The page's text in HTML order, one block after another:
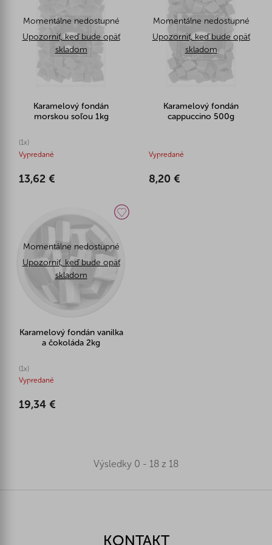
Momentálne nedostupné
Upozorniť, keď bude opäť
skladom
Karamelový fondán
morskou soľou 1kg
(1x)
Vypredané
13,62 €
Momentálne nedostupné
Upozorniť, keď bude opäť
skladom
Karamelový fondán
cappuccino 500g
Vypredané
8,20 €
Momentálne nedostupné
Upozorniť, keď bude opäť
skladom
Karamelový fondán vanilka
a čokoláda 2kg
(1x)
Vypredané
19,34 €
Výsledky 0 - 18 z 18
KONTAKT